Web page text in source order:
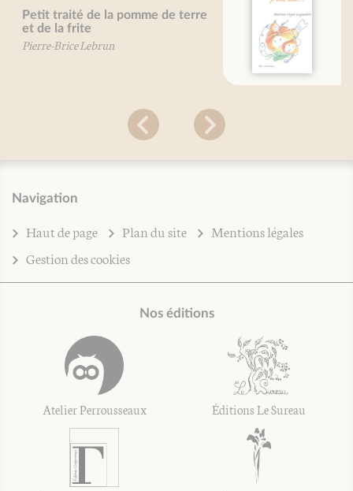
Potirons, potimarrons, je vous
Navigation
Haut de page Plan du site
Mentions légales
Gestion des cookies
Nos éditions
Atelier Perrousseaux Éditions Le Sureau